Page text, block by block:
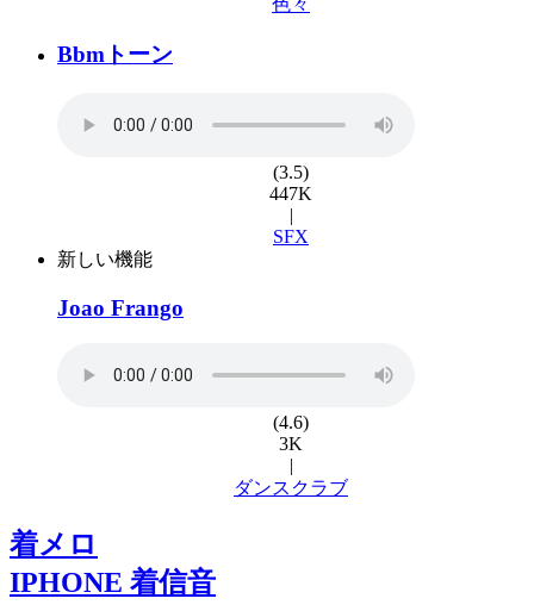
Bbmトーン
(3.5)
447K
|
SFX
新しい機能
Joao Frango
(4.6)
3K
ダンスクラブ
着メロ
IPHONE 着信音